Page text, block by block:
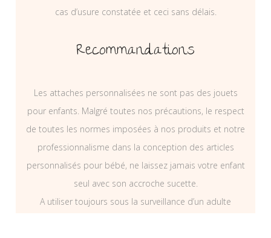
cas d’usure constatée et ceci sans délais.
Recommandations
Les attaches personnalisées ne sont pas des jouets
pour enfants. Malgré toutes nos précautions, le respect
de toutes les normes imposées à nos produits et notre
professionnalisme dans la conception des articles
personnalisés pour bébé, ne laissez jamais votre enfant
seul avec son accroche sucette.
A utiliser toujours sous la surveillance d’un adulte